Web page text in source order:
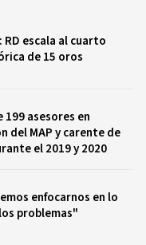
escala al cuarto
de 15 oros
199 asesores en
del MAP y carente de
el 2019 y 2020
enfocarnos en lo
problemas"